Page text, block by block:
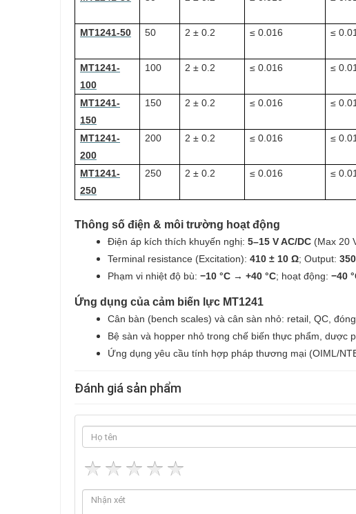
MT1241-50
50 2 ± 0.2 ≤ 0.016 ≤ 0.01
MT1241-
100
100 2 ± 0.2 ≤ 0.016 ≤ 0.01
MT1241-
150
150 2 ± 0.2 ≤ 0.016 ≤ 0.01
MT1241-
200
200 2 ± 0.2 ≤ 0.016 ≤ 0.01
MT1241-
250
250 2 ± 0.2 ≤ 0.016 ≤ 0.01
Thông số điện & môi trường hoạt động
Điện áp kích thích khuyến nghị: 5–15 V AC/DC (Max 20
Terminal resistance (Excitation): 410 ± 10 Ω; Output:
Phạm vi nhiệt độ bù: −10 °C → +40 °C; hoạt động: −40
Ứng dụng của cảm biến lực MT1241
Cân bàn (bench scales) và cân sàn nhỏ: retail, QC, đóng
Bệ sàn và hopper nhỏ trong chế biến thực phẩm, dược
Ứng dụng yêu cầu tính hợp pháp thương mại (OIML/
Đánh giá sản phẩm